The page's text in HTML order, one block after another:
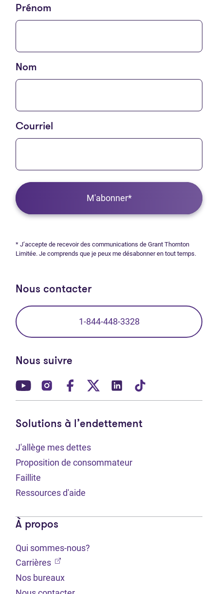
Prénom
Nom
Courriel
M'abonner*
* J’accepte de recevoir des communications de Grant Thornton
Limitée. Je comprends que je peux me désabonner en tout temps.
Nous contacter
1-844-448-3328
Nous suivre
(Ouvre dans un nouvel onglet)
(Ouvre dans un nouvel onglet)
(Ouvre dans un nouvel onglet)
(Ouvre dans un nouvel
(Ouvre dans un
Solutions à l’endettement
J'allège mes dettes
Proposition de consommateur
Faillite
Ressources d'aide
À propos
Qui sommes-nous?
Carrières (Ouvre dans un nouvel onglet)
Nos bureaux